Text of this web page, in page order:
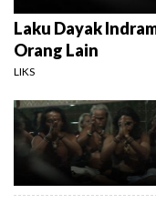
Laku Dayak
Orang Lain
LIKS